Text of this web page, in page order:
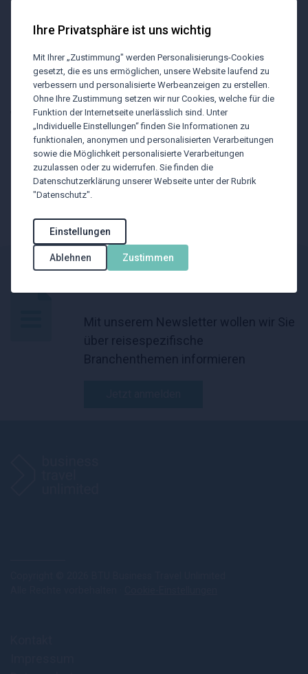
Direktverbindungen ab Tallinn an. Das Streckennetz
darüber hinaus und verbindet die baltischen Staaten
mit zahlreichen internationalen Zielen.
Weitere Informationen sowie den vollständiggen
Flugplan gibt es unter:
www.airbaltic.com (red)
Quelle:https://www.tip-
online.at/news/60186/airbaltic-nimmt-tallinnwien-
in-den-winterflugplan-auf/
Mit unserem Newsletter wollen wir Sie
über reisespezifische
Branchenthemen informieren
Ihre Privatsphäre ist uns wichtig
Mit Ihrer „Zustimmung" werden Personalisierungs-Cookies
gesetzt, die es uns ermöglichen, unsere Website laufend zu
verbessern und personalisierte Werbeanzeigen zu erstellen.
Ohne Ihre Zustimmung setzen wir nur Cookies, welche für die
Funktion der Internetseite unerlässlich sind. Unter
„Individuelle Einstellungen“ finden Sie Informationen zu
funktionalen, anonymen und personalisierten Verarbeitungen
sowie die Möglichkeit personalisierte Verarbeitungen
zuzulassen oder zu widerrufen. Sie finden die
Datenschutzerklärung unserer Webseite unter der Rubrik
"Datenschutz".
Einstellungen
Ablehnen Zustimmen